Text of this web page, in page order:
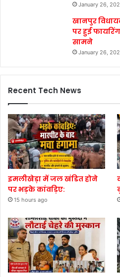
January 26,
खानपुर
पर हुई
सामने
January 26,
Recent Tech News
इमलीखेड़ा में जल खंडित होने
पर भड़के कांवड़िए:
15 hours ago